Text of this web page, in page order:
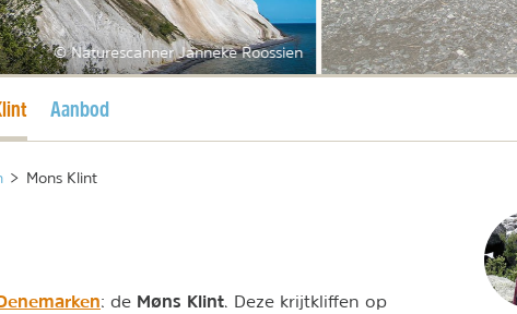
© Naturescanner Janneke Roossien
paginaAanbod
> Mons Klint
: de Møns Klint. Deze krijtkliffen op